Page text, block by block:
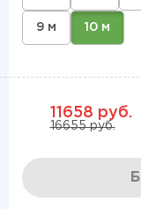
9 м 10 м
11658 руб.
16655 руб.